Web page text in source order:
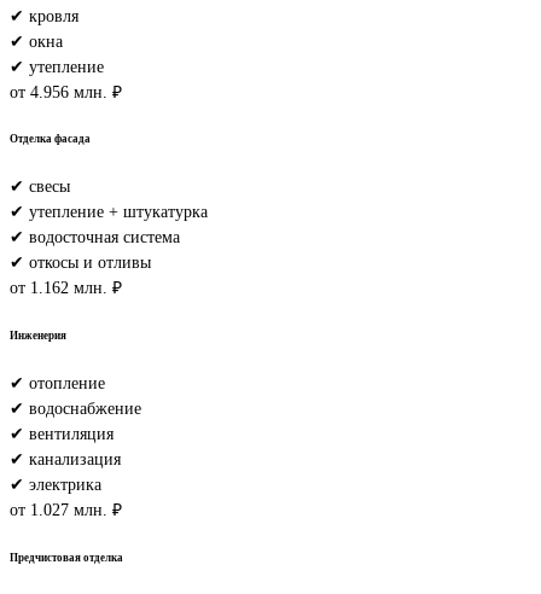
✔ кровля
✔ окна
✔ утепление
от 4.956 млн. ₽
Отделка фасада
✔ свесы
✔ утепление + штукатурка
✔ водосточная система
✔ откосы и отливы
от 1.162 млн. ₽
Инженерия
✔ отопление
✔ водоснабжение
✔ вентиляция
✔ канализация
✔ электрика
от 1.027 млн. ₽
Предчистовая отделка